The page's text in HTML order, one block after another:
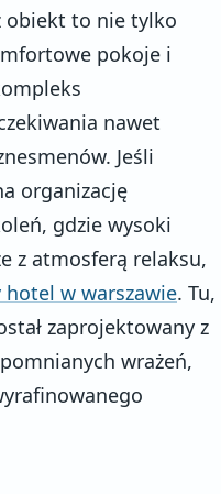
obiekt to nie tylko
pokoje i
nawet
Jeśli
organizację
gdzie wysoki
z atmosferą relaksu,
hotel w warszawie. Tu,
zaprojektowany z
wrażeń,